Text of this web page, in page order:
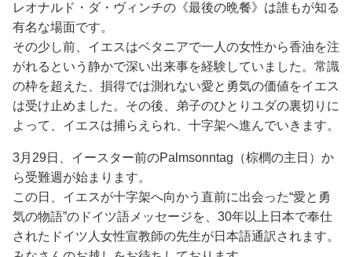
レオナルド・ダ・ヴィンチの《最後の晩餐》は誰もが知る
有名な場面です。
その少し前、イエスはベタニアで一人の女性から香油を注
がれるという静かで深い出来事を経験していました。常識
の枠を超えた、損得では測れない愛と勇気の価値をイエス
は受け止めました。その後、弟子のひとりユダの裏切りに
よって、イエスは捕らえられ、十字架へ進んでいきます。
3月29日、イースター前のPalmsonntag（棕櫚の主日）か
ら受難週が始まります。
この日、イエスが十字架へ向かう直前に出会った“愛と勇
気の物語”のドイツ語メッセージを、30年以上日本で奉仕
されたドイツ人女性宣教師の先生が日本語通訳されます。